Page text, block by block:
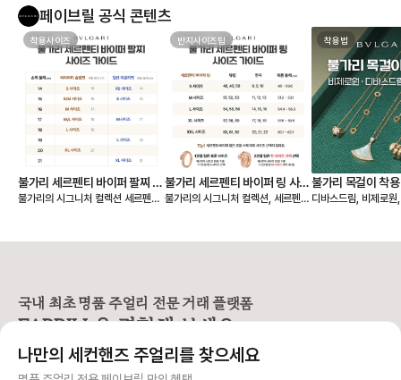
페이브릴 공식 콘텐츠
착용사이즈
불가리 세르펜티 바이퍼 팔찌 사
이즈 비교
불가리의 시그니처 컬렉션 세르펜티
마찬가지로 S, M, L 사이즈로 표기
이즈 표기 - S: 손목둘레 14~15c
m - M: 손목둘레 16~17cm - L:
유연함으로 손목에 자연스럽게 감기
지만, 착용감에 따라 느낌이 달라집
반지사이즈팁
불가리 세르펜티 바이퍼 링 사이
즈 비교 (한국, 유럽 반지 호수)
불가리의 시그니처 컬렉션, 세르펜티
어난 게 특징이에요. 단단한 금속이
표기 일반 반지처럼 숫자 대신 S, M,
L로 구분되어 있어요. - S: 48~50
54~56호 (한국 사이즈 14~16호)
착용법
불가리 목걸이 착
원, 디바스드림, 세
디바스드림, 비제로
황하는 분들이 많습니다. 그 비
✔️ 불가리 목걸이는
국내 최초 명품 주얼리 전문 거래 플랫폼
FABRILL을 경험해 보세요.
사기 걱정 없는 안전 결제
나만의 세컨핸즈 주얼리를 찾으세요